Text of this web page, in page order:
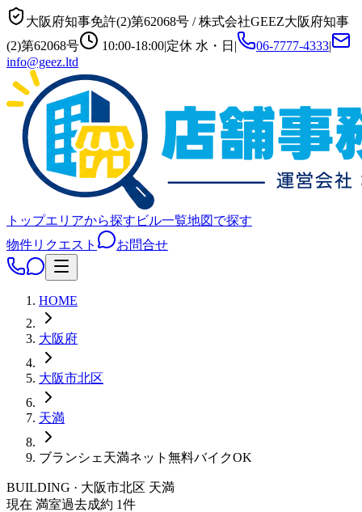
大阪府知事免許(2)第62068号 /株式会社GEEZ大阪府知事
(2)第62068号
10:00-18:00|定休 水・日 | 06-7777-4333|
info@geez.ltd
トップエリアから探す ビル一覧地図で探す
物件リクエスト
お問合せ
HOME
大阪府
大阪市北区
天満
ブランシェ天満ネット無料バイクOK
BUILDING · 大阪市北区 天満
現在 満室過去成約 1件